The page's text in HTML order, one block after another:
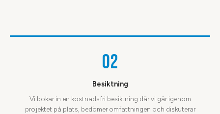
02
Besiktning
Vi bokar in en kostnadsfri besiktning där vi går igenom
projektet på plats, bedömer omfattningen och diskuterar